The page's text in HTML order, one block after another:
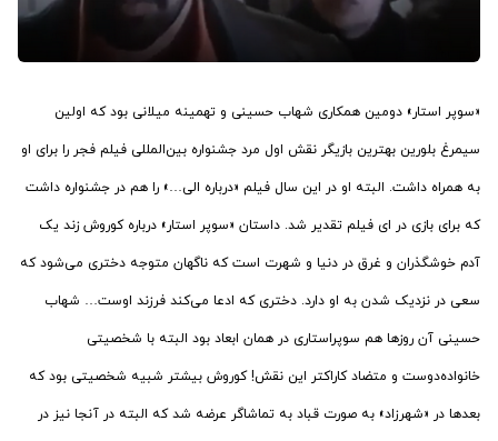
«‏سوپر استار» دومین همکاری شهاب حسینی و تهمینه میلانی بود که اولین
سیمرغ بلورین بهترین بازیگر نقش اول مرد جشنواره بین‌المللی فیلم فجر را برای او
به همراه داشت. البته او در این سال فیلم «درباره الی…» را هم در جشنواره داشت
که برای بازی در ای فیلم تقدیر شد. داستان «سوپر استار» درباره کوروش زند یک
آدم خوشگذران و غرق در دنیا و شهرت است که ناگهان متوجه دختری می‌شود که
سعی در نزدیک شدن به او دارد. دختری که ادعا می‌کند فرزند اوست… شهاب
حسینی آن روزها هم سوپراستاری در همان ابعاد بود البته با شخصیتی
خانواده‌دوست و متضاد کاراکتر این نقش! کوروش بیشتر شبیه شخصیتی بود که
بعدها در «شهرزاد» به صورت قباد به تماشاگر عرضه شد که البته در آنجا نیز در